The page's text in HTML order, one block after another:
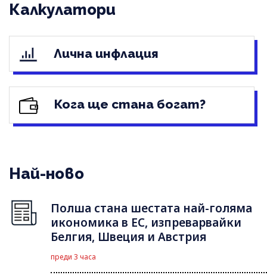
Калкулатори
Лична инфлация
Кога ще стана богат?
Най-ново
Полша стана шестата най-голяма
икономика в ЕС, изпреварвайки
Белгия, Швеция и Австрия
преди 3 часа